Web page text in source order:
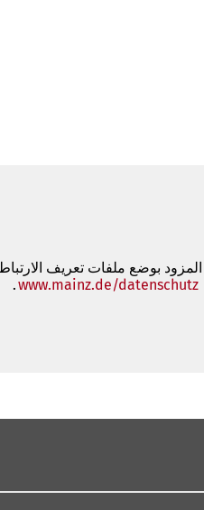
بوضع ملفات تعريف
www.mainz.de/datenschutz
.